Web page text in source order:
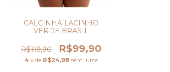
CALCINHA LACINHO
VERDE BRASIL
R$119,90 R$99,90
4 x de R$24,98 sem juros